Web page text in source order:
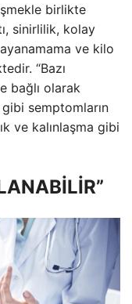
birlikte
sinirlilik, kolay
ve kilo
“Bazı
bağlı olarak
gibi semptomların
ve kalınlaşma gibi